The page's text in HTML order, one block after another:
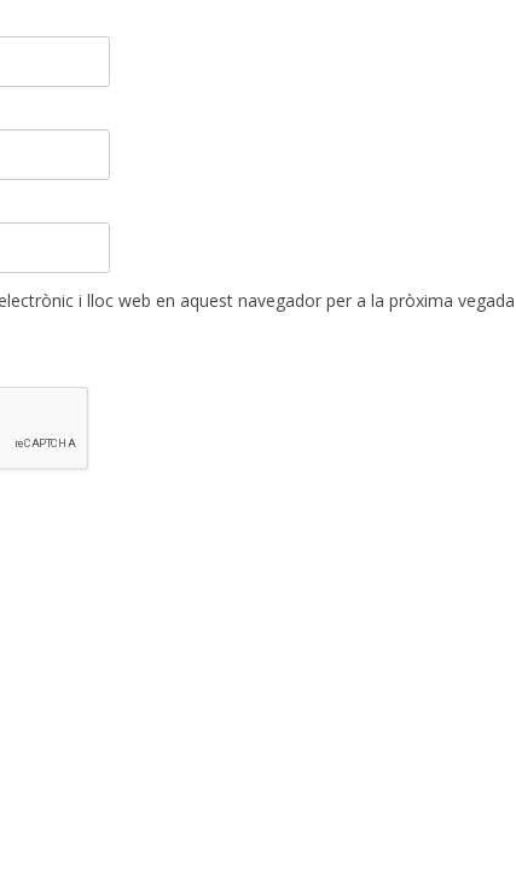
i lloc web en aquest navegador per a la pròxima vegada